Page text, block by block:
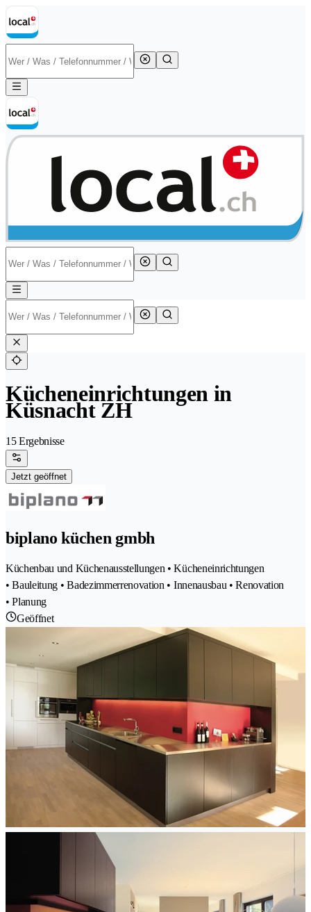
Kücheneinrichtungen in
Küsnacht ZH
15 Ergebnisse
Jetzt geöffnet
biplano küchen gmbh
Küchenbau und Küchenausstellungen • Kücheneinrichtungen
• Bauleitung • Badezimmerrenovation • Innenausbau • Renovation
• Planung
Geöffnet